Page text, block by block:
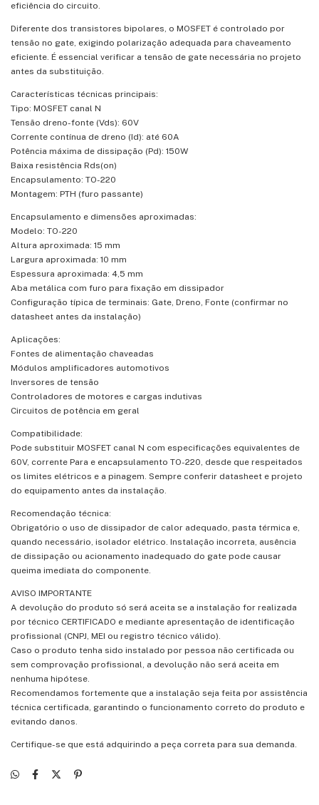
eficiência do circuito.
Diferente dos transistores bipolares, o MOSFET é controlado por
tensão no gate, exigindo polarização adequada para chaveamento
eficiente. É essencial verificar a tensão de gate necessária no projeto
antes da substituição.
Características técnicas principais:
Tipo: MOSFET canal N
Tensão dreno-fonte (Vds): 60V
Corrente contínua de dreno (Id): até 60A
Potência máxima de dissipação (Pd): 150W
Baixa resistência Rds(on)
Encapsulamento: TO-220
Montagem: PTH (furo passante)
Encapsulamento e dimensões aproximadas:
Modelo: TO-220
Altura aproximada: 15 mm
Largura aproximada: 10 mm
Espessura aproximada: 4,5 mm
Aba metálica com furo para fixação em dissipador
Configuração típica de terminais: Gate, Dreno, Fonte (confirmar no
datasheet antes da instalação)
Aplicações:
Fontes de alimentação chaveadas
Módulos amplificadores automotivos
Inversores de tensão
Controladores de motores e cargas indutivas
Circuitos de potência em geral
Compatibilidade:
Pode substituir MOSFET canal N com especificações equivalentes de
60V, corrente Para e encapsulamento TO-220, desde que respeitados
os limites elétricos e a pinagem. Sempre conferir datasheet e projeto
do equipamento antes da instalação.
Recomendação técnica:
Obrigatório o uso de dissipador de calor adequado, pasta térmica e,
quando necessário, isolador elétrico. Instalação incorreta, ausência
de dissipação ou acionamento inadequado do gate pode causar
queima imediata do componente.
AVISO IMPORTANTE
A devolução do produto só será aceita se a instalação for realizada
por técnico CERTIFICADO e mediante apresentação de identificação
profissional (CNPJ, MEI ou registro técnico válido).
Caso o produto tenha sido instalado por pessoa não certificada ou
sem comprovação profissional, a devolução não será aceita em
nenhuma hipótese.
Recomendamos fortemente que a instalação seja feita por assistência
técnica certificada, garantindo o funcionamento correto do produto e
evitando danos.
Certifique-se que está adquirindo a peça correta para sua demanda.